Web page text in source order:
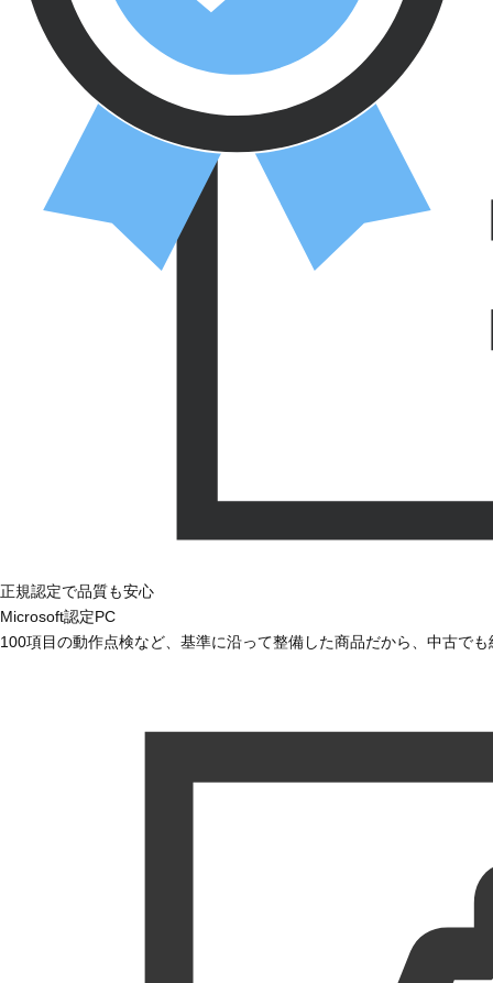
正規認定で品質も安心
Microsoft認定PC
100項目の動作点検など、基準に沿って整備した商品だから、中古で